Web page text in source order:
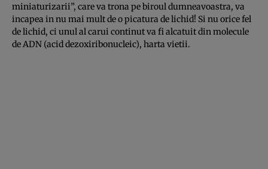
miniaturizarii”, care va trona pe biroul dumneavoastra, va
incapea in nu mai mult de o picatura de lichid! Si nu orice fel
de lichid, ci unul al carui continut va fi alcatuit din molecule
de ADN (acid dezoxiribo­nucleic), harta vietii.